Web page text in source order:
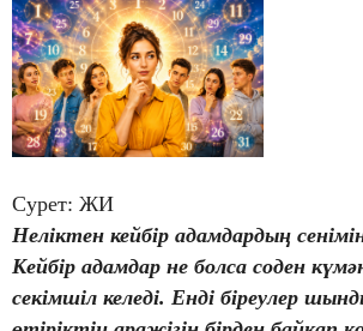
Сурет: ЖИ
Неліктен кейбір адамдардың
Кейбір адамдар не болса соден
секімшіл келеді. Енді біреулер